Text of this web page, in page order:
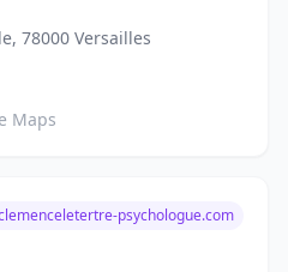
78000 Versailles
Maps
psychologue.com